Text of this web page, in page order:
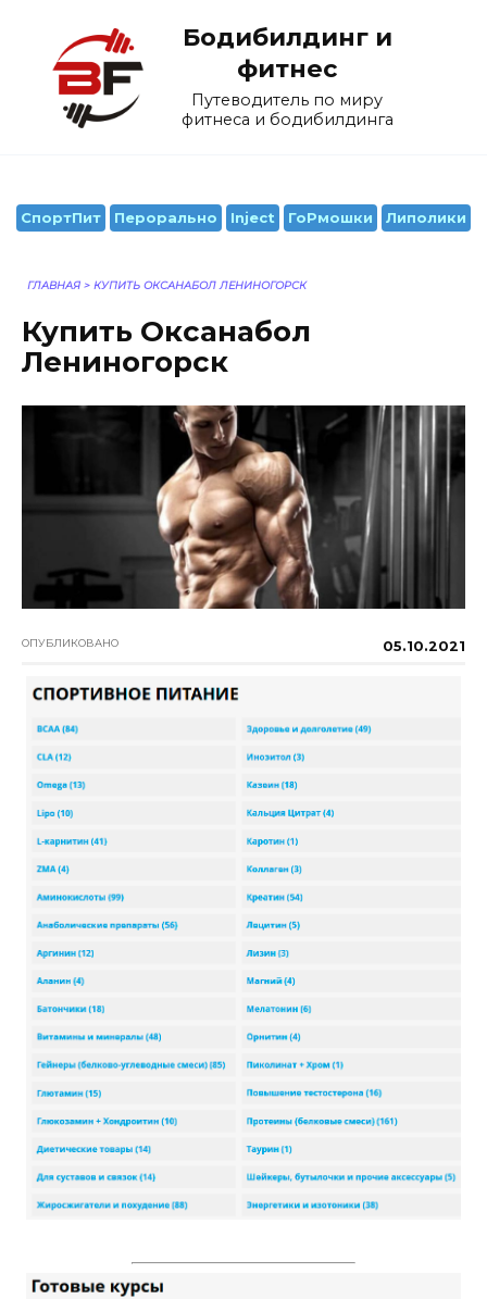
содержанию
Бодибилдинг и
фитнес
Путеводитель по миру
фитнеса и бодибилдинга
СпортПит Перорально Inject ГоРмошки Липолики
ГЛАВНАЯ > КУПИТЬ ОКСАНАБОЛ ЛЕНИНОГОРСК
Купить Оксанабол
Лениногорск
ОПУБЛИКОВАНО 05.10.2021